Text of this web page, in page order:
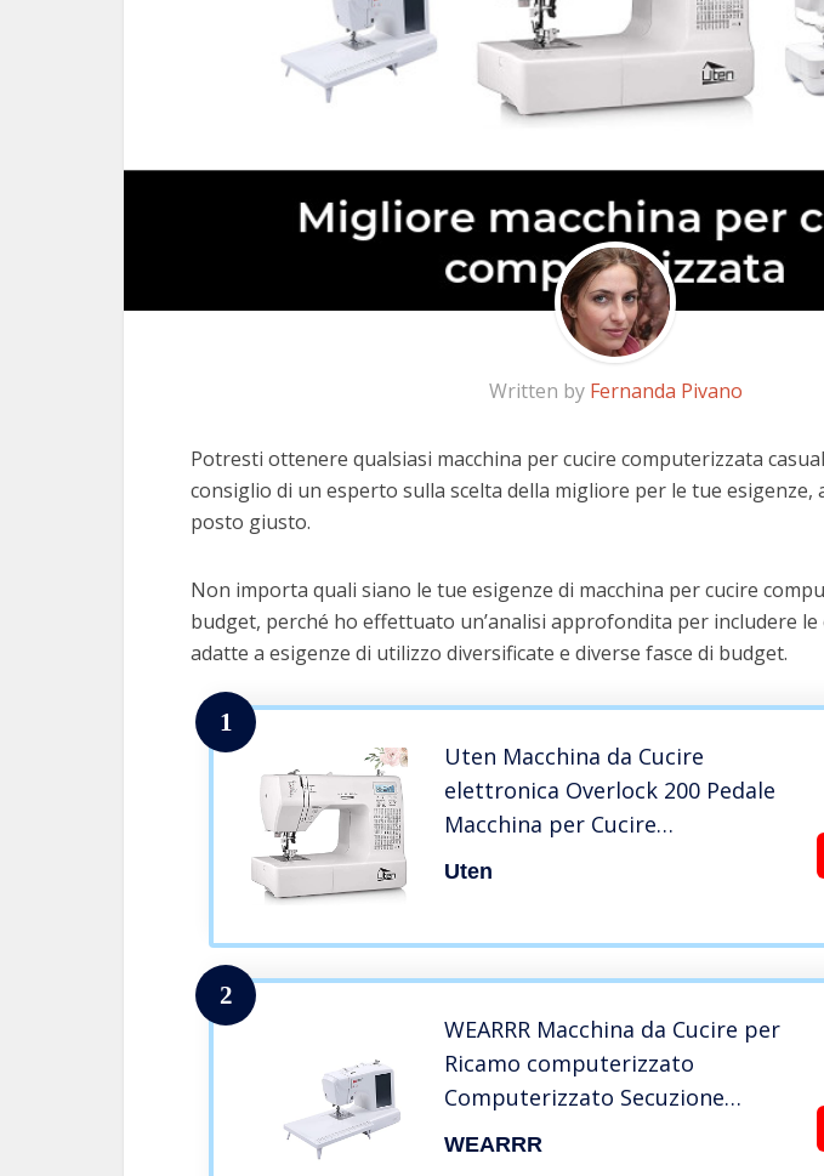
Written by Fernanda Pivano
Potresti ottenere qualsiasi macchina per cucire computerizzata
consiglio di un esperto sulla scelta della migliore per le tue esigenze,
posto giusto.
Non importa quali siano le tue esigenze di macchina per cucire
budget, perché ho effettuato un’analisi approfondita per includere
adatte a esigenze di utilizzo diversificate e diverse fasce di budget.
1
Uten Macchina da Cucire
elettronica Overlock 200 Pedale
Macchina per Cucire
Professionale
Uten
2
WEARRR Macchina da Cucire per
Ricamo computerizzato
Computerizzato Secuzione
Automatica Famiglia
WEARRR